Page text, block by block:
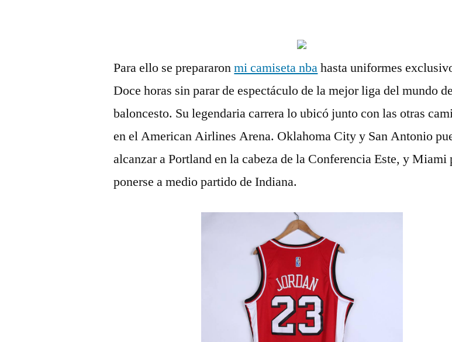
Para ello se prepararonmi camiseta nbahasta uniformes
Doce horas sin parar de espectáculo de la mejor liga del mundo de
baloncesto. Su legendaria carrera lo ubicó junto con las otras
en el American Airlines Arena. Oklahoma City y San Antonio
alcanzar a Portland en la cabeza de la Conferencia Este, y Miami
ponerse a medio partido de Indiana.